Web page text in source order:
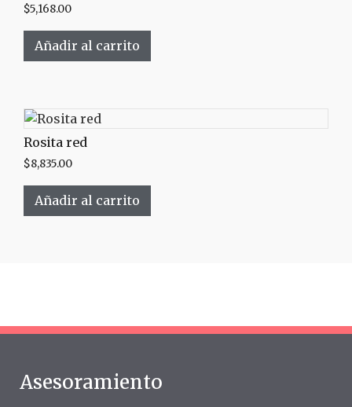
$5,168.00
Añadir al carrito
Rosita red
$8,835.00
Añadir al carrito
Asesoramiento